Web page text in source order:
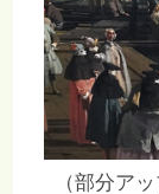
（部分ア